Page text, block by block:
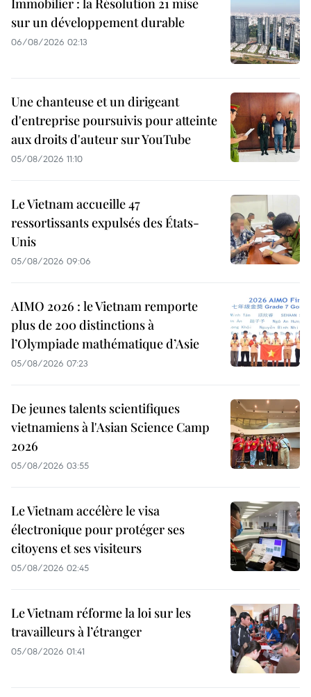
Immobilier : la Résolution 21 mise
sur un développement durable
06/08/2026 02:13
Une chanteuse et un dirigeant
d'entreprise poursuivis pour atteinte
aux droits d'auteur sur YouTube
05/08/2026 11:10
Le Vietnam accueille 47
ressortissants expulsés des États-
Unis
05/08/2026 09:06
AIMO 2026 : le Vietnam remporte
plus de 200 distinctions à
l’Olympiade mathématique d’Asie
05/08/2026 07:23
De jeunes talents scientifiques
vietnamiens à l'Asian Science Camp
2026
05/08/2026 03:55
Le Vietnam accélère le visa
électronique pour protéger ses
citoyens et ses visiteurs
05/08/2026 02:45
Le Vietnam réforme la loi sur les
travailleurs à l’étranger
05/08/2026 01:41